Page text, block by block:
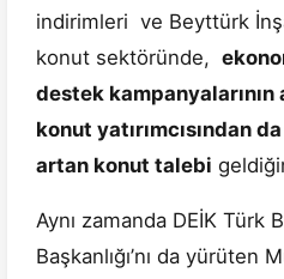
indirimleri ve Beyttürk
konut sektöründe,
destek kampanyalarının
konut yatırımcısından
artan konut talebi
Aynı zamanda DEİK Türk
Başkanlığı’nı da yürüten